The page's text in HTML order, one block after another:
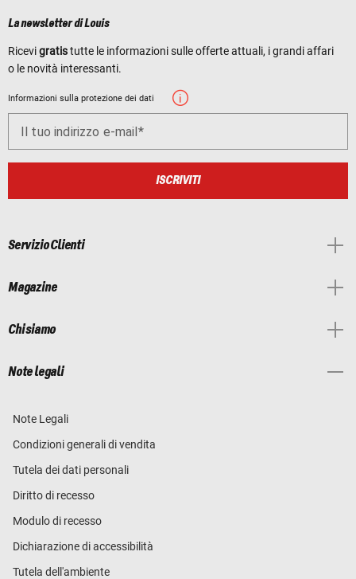
La newsletter di Louis
Ricevigratistutte le informazioni sulle offerte attuali, i grandi affari
o le novità interessanti.
Informazioni sulla protezione dei dati
Il tuo indirizzo e-mail
ISCRIVITI
Servizio Clienti
Magazine
Chi siamo
Note legali
Note Legali
Condizioni generali di vendita
Tutela dei dati personali
Diritto di recesso
Modulo di recesso
Dichiarazione di accessibilità
Tutela dell'ambiente